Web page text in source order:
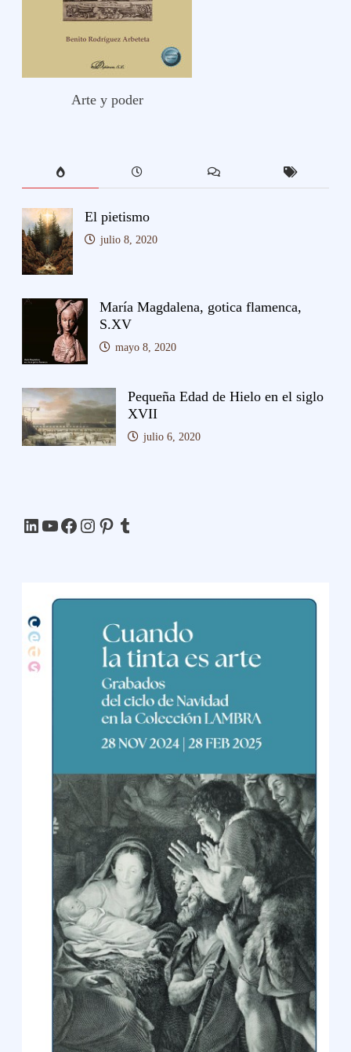
Arte y poder
El pietismo
julio 8, 2020
María Magdalena, gotica flamenca,
S.XV
mayo 8, 2020
Pequeña Edad de Hielo en el siglo
XVII
julio 6, 2020
LinkedIn
YouTube
Facebook
Instagram
Pinterest
Tumblr